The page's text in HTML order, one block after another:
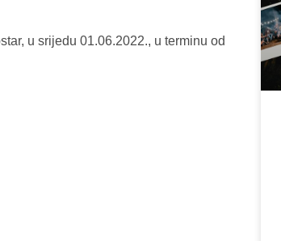
u srijedu 01.06.2022., u terminu od